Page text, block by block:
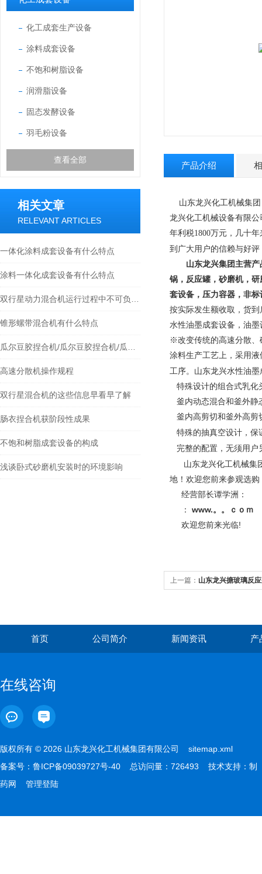
化工成套生产设备
涂料成套设备
不饱和树脂设备
润滑脂设备
固态发酵设备
羽毛粉设备
查看全部
相关文章
RELEVANT ARTICLES
一体化涂料成套设备有什么特点
涂料一体化成套设备有什么特点
锥形螺带混合机有什么特点
高速分散机操作规程
双行星混合机的这些信息早看早了解
肠衣捏合机获阶段性成果
不饱和树脂成套设备的构成
浅谈卧式砂磨机安装时的环境影响
产品介绍
山东龙兴化工机械集团
龙兴化工机械设备有限
年利税1800万元，几十
到广大用户的信赖与好
山东龙兴集团主营产
锅，反应罐，砂磨机，
套设备，压力容器，非标
按实际发生额收取，货到
水性油墨成套设备，油
※改变传统的高速分散、
涂料生产工艺上，采用
工序。 山东龙兴水性油墨
特殊设计的组合式乳化
釜内动态混合和釜外静
釜内高剪切和釜外高剪
特殊的抽真空设计，保
完整的配置，无须用
山东龙兴化工机械集团
地！欢迎您前来参观选
经营部长谭学洲：
：
www.。。ｃｏｍ
欢迎您前来光临!
上一篇： 山东龙兴搪玻璃反
首页 公司简介 新闻资讯 产
在线咨询
版权所有 © 2026 山东龙兴化工机械集团有限公司 sitemap.xml
备案号： 鲁ICP备09039727号-40 总访问量：726493 技术支持： 制
药网
管理登陆